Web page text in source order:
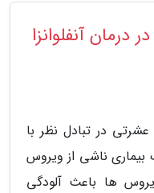
درمان آنفلوانزا
در تبادل نظر با
یک بیماری ناشی از ویروس
ها باعث آلودگی